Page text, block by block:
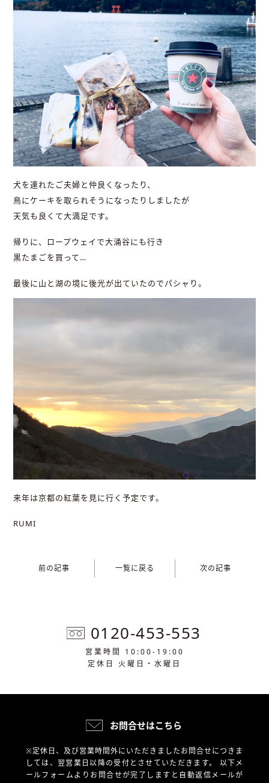
犬を連れたご夫婦と仲良くなったり、
鳥にケーキを取られそうになったりしましたが
天気も良くて大満足です。
帰りに、ロープウェイで大涌谷にも行き
黒たまごを買って…
最後に山と湖の境に後光が出ていたのでパシャり。
来年は京都の紅葉を見に行く予定です。
RUMI
前の記事 一覧に戻る 次の記事
0120-453-553
営業時間 10:00-19:00
定休日 火曜日・水曜日
お問合せはこちら
※定休日、及び営業時間外にいただきましたお問合せにつきま
しては、翌営業日以降の受付とさせていただきます。 以下メ
ールフォームよりお問合せが完了しますと自動返信メールが